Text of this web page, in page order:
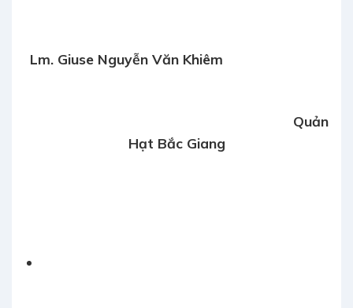
Lm. Giuse Nguyễn Văn Khiêm
Quản
Hạt Bắc Giang